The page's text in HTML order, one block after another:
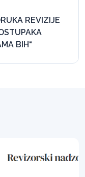
REVIZIJE
BIH“